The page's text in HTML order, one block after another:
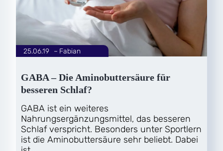
GABA – Die Aminobuttersäure für
besseren Schlaf?
Fabian
25.06.19
GABA ist ein weiteres
Nahrungsergänzungsmittel, das besseren
Schlaf verspricht. Besonders unter Sportlern
ist die Aminobuttersäure sehr beliebt. Dabei